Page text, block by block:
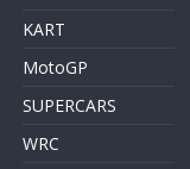
KART
MotoGP
SUPERCARS
WRC